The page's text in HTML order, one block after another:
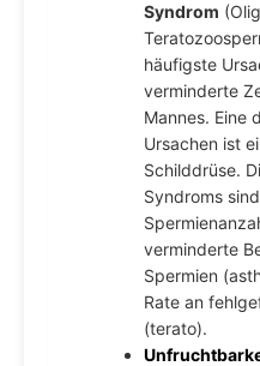
Syndrom
häufigste
verminderte
Mannes. Eine
Ursachen ist
Schilddrüse.
Syndroms
verminderte
Spermien
Rate an
(terato).